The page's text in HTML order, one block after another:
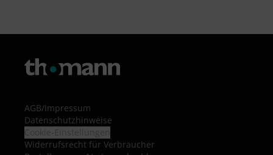
AGB/Impressum
Datenschutzhinweise
Widerrufsrecht für Verbraucher